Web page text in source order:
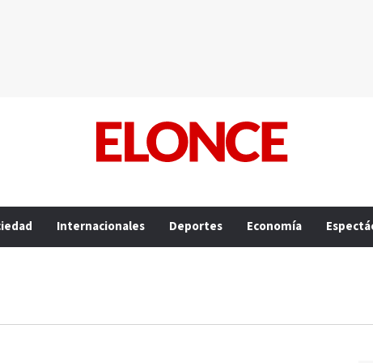
Internacionales Deportes Economía